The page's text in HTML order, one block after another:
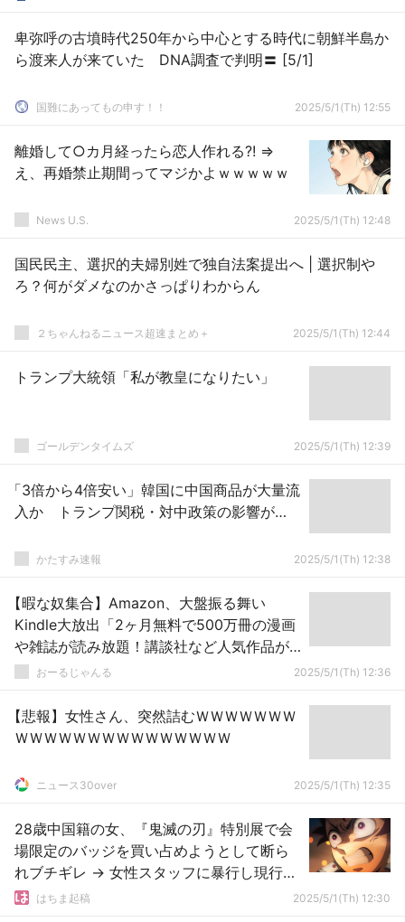
卑弥呼の古墳時代250年から中心とする時代に朝鮮半島か
ら渡来人が来ていた DNA調査で判明〓 [5/1]
国難にあってもの申す！！ 2025/5/1(Th) 12:55
離婚して○カ月経ったら恋人作れる?! ⇒
え、再婚禁止期間ってマジかよｗｗｗｗｗ
News U.S. 2025/5/1(Th) 12:48
国民民主、選択的夫婦別姓で独自法案提出へ | 選択制や
ろ？何がダメなのかさっぱりわからん
２ちゃんねるニュース超速まとめ＋ 2025/5/1(Th) 12:44
トランプ大統領「私が教皇になりたい」
ゴールデンタイムズ 2025/5/1(Th) 12:39
「3倍から4倍安い」韓国に中国商品が大量流
入か トランプ関税・対中政策の影響が…
かたすみ速報 2025/5/1(Th) 12:38
【暇な奴集合】Amazon、大盤振る舞い
Kindle大放出「2ヶ月無料で500万冊の漫画
や雑誌が読み放題！講談社など人気作品が
超半額セール開催で祭り状態ｗｗｗ」
おーるじゃんる 2025/5/1(Th) 12:36
【悲報】女性さん、突然詰むＷＷＷＷＷＷＷ
ＷＷＷＷＷＷＷＷＷＷＷＷＷＷＷ
ニュース30over 2025/5/1(Th) 12:35
28歳中国籍の女、『鬼滅の刃』特別展で会
場限定のバッジを買い占めようとして断ら
れブチギレ → 女性スタッフに暴行し現行犯
逮捕はちま起稿 2025/5/1(Th) 12:30